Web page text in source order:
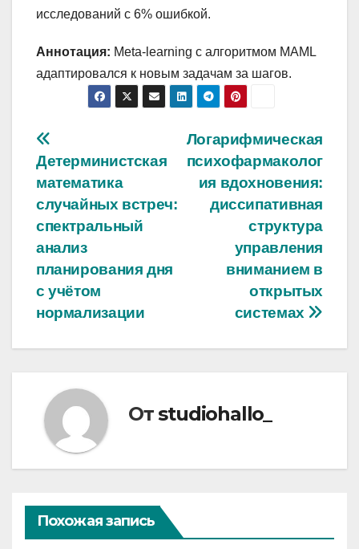
исследований с 6% ошибкой.
Аннотация: Meta-learning с алгоритмом MAML
адаптировался к новым задачам за шагов.
Навигация
по
записям
Логарифмическая
психофармаколог
ия вдохновения:
диссипативная
структура
управления
вниманием в
открытых
системах
Детерминистская
математика
случайных встреч:
спектральный
анализ
планирования дня
с учётом
нормализации
Отstudiohallo_
Похожая запись